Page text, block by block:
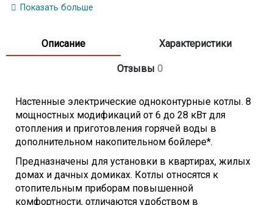
Потребляемая мощность, кВт
99,5
Жидкокристаллический дисплей
Индикация температуры
Индикация неисправностей
Масксимальная рабочая температура
85 C
Система контроля
Предохранительный клапан
Показать больше
Описание Характеристики
Отзывы 0
Настенные электрические одноконтурные котлы. 8
мощностных модификаций от 6 до 28 кВт для
отопления и приготовления горячей воды в
дополнительном накопительном бойлере*.
Предназначены для установки в квартирах, жилых
домах и дачных домиках. Котлы относятся к
отопительным приборам повышенной
комфортности, отличаются удобством в